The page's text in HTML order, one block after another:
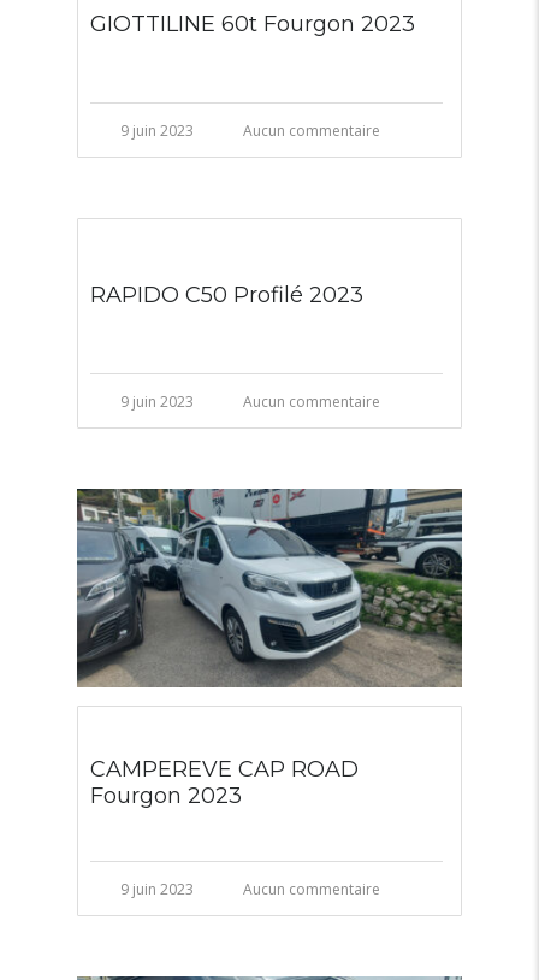
GIOTTILINE 60t Fourgon 2023
9 juin 2023 Aucun commentaire
RAPIDO C50 Profilé 2023
9 juin 2023 Aucun commentaire
CAMPEREVE CAP ROAD
Fourgon 2023
9 juin 2023 Aucun commentaire